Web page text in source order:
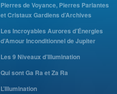
Pierres de Voyance, Pierres Parlantes
et Cristaux Gardiens d’Archives
Les Incroyables Aurores d’Énergies
d’Amour Inconditionnel de Jupiter
Les 9 Niveaux d’Illumination
Qui sont Ga Ra et Za Ra
L’Illumination